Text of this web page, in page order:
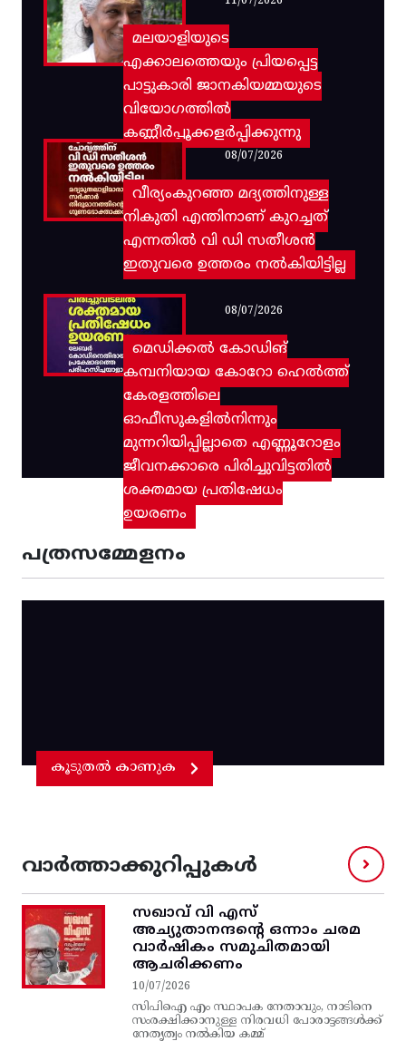
മലയാളിയുടെ
എക്കാലത്തെയും പ്രിയപ്പെട്ട
പാട്ടുകാരി ജാനകിയമ്മയുടെ
വിയോഗത്തിൽ
കണ്ണീർപ്പൂക്കളർപ്പിക്കുന്നു
വീര്യംകുറഞ്ഞ മദ്യത്തിനുള്ള
നികുതി എന്തിനാണ് കുറച്ചത്
എന്നതിൽ വി ഡി സതീശൻ
ഇതുവരെ ഉത്തരം നൽകിയിട്ടില്ല
08/07/2026
മെഡിക്കൽ കോഡിങ്
കമ്പനിയായ കോറോ ഹെൽത്ത്
കേരളത്തിലെ
ഓഫീസുകളിൽനിന്നും
മുന്നറിയിപ്പില്ലാതെ എണ്ണൂറോളം
ജീവനക്കാരെ പിരിച്ചുവിട്ടതിൽ‌
ശക്തമായ പ്രതിഷേധം
ഉയരണം
08/07/2026
പത്രസമ്മേളനം
കൂടുതൽ കാണുക
വാർത്താക്കുറിപ്പുകൾ
സഖാവ് വി എസ്‌
അച്യുതാനന്ദന്റെ ഒന്നാം ചരമ
വാര്‍ഷികം സമുചിതമായി
ആചരിക്കണം
10/07/2026
സിപിഐ എം സ്ഥാപക നേതാവും, നാടിനെ
സംരക്ഷിക്കാനുള്ള നിരവധി പോരാട്ടങ്ങള്‍ക്ക്‌
നേതൃത്വം നല്‍കിയ കമ്മ്